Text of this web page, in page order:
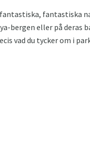
fantastiska
bergen eller på deras
vad du tycker om i